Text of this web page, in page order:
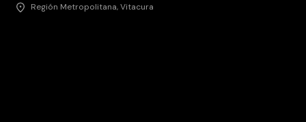
Región Metropolitana, Vitacura